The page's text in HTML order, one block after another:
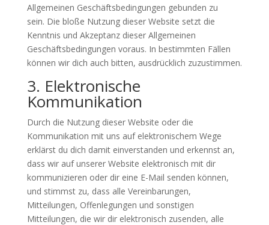
Allgemeinen Geschäftsbedingungen gebunden zu
sein. Die bloße Nutzung dieser Website setzt die
Kenntnis und Akzeptanz dieser Allgemeinen
Geschäftsbedingungen voraus. In bestimmten Fällen
können wir dich auch bitten, ausdrücklich zuzustimmen.
3. Elektronische
Kommunikation
Durch die Nutzung dieser Website oder die
Kommunikation mit uns auf elektronischem Wege
erklärst du dich damit einverstanden und erkennst an,
dass wir auf unserer Website elektronisch mit dir
kommunizieren oder dir eine E-Mail senden können,
und stimmst zu, dass alle Vereinbarungen,
Mitteilungen, Offenlegungen und sonstigen
Mitteilungen, die wir dir elektronisch zusenden, alle